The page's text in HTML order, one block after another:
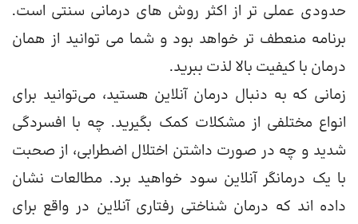
حدودی عملی تر از اکثر روش های درمانی سنتی است.
برنامه منعطف تر خواهد بود و شما می توانید از همان
درمان با کیفیت بالا لذت ببرید.
زمانی که به دنبال درمان آنلاین هستید، می‌توانید برای
انواع مختلفی از مشکلات کمک بگیرید. چه با افسردگی
شدید و چه در صورت داشتن اختلال اضطرابی، از صحبت
با یک درمانگر آنلاین سود خواهید برد. مطالعات نشان
داده اند که درمان شناختی رفتاری آنلاین در واقع برای